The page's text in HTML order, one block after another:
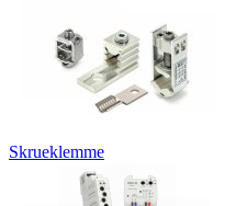
Skrueklemme